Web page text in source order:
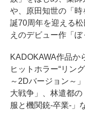
や、原田知世の「
誕70周年を迎える
えのデビュー作「ぼ
KADOKAWA作品か
ヒットホラー“リン
～2Dバージョン～
大戦争」、林遣都
服と機関銃-卒業-」